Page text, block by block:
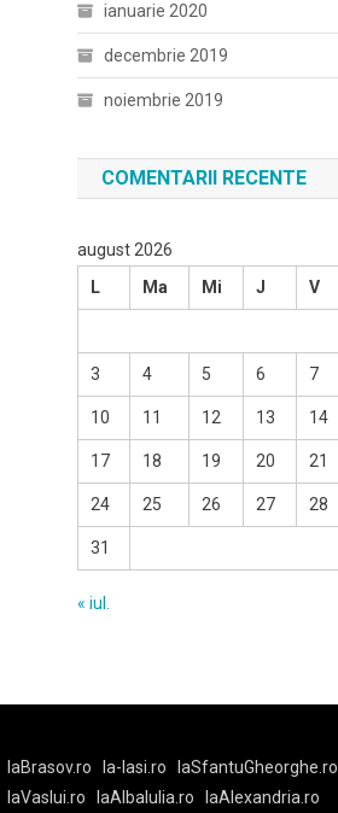
ianuarie 2020
decembrie 2019
noiembrie 2019
COMENTARII RECENTE
august 2026
L
Ma Mi J V
3 4 5 6 7
10 11 12 13 14
17 18 19 20 21
24 25 26 27 28
31
« iul.
laBrasov.ro la-Iasi.ro
laSfantuGheorghe.ro
laVaslui.ro
laAlbaIulia.ro laAlexandria.ro